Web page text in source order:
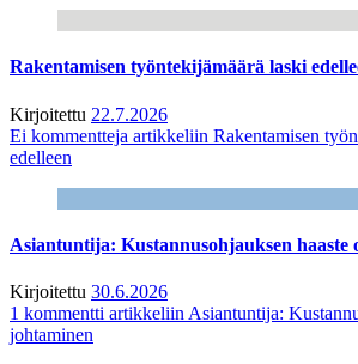
Rakentamisen työntekijämäärä laski
Kirjoitettu 22.7.2026
Ei kommentteja artikkeliin Rakentamisen
edelleen
Asiantuntija: Kustannusohjauksen haaste
Kirjoitettu 30.6.2026
1 kommentti artikkeliin Asiantuntija:
johtaminen